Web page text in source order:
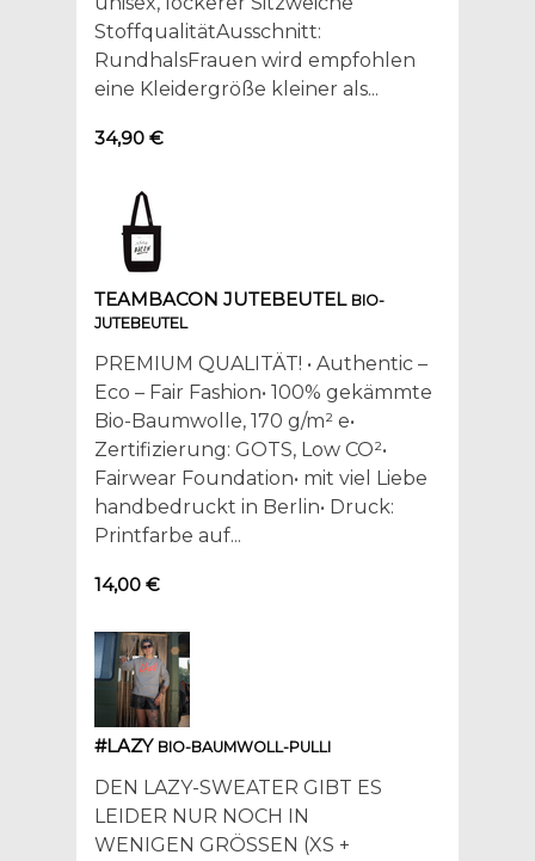
StoffqualitätAusschnitt:
RundhalsFrauen wird empfohlen
eine Kleidergröße kleiner als...
34,90 €
TEAMBACON JUTEBEUTEL BIO-
JUTEBEUTEL
PREMIUM QUALITÄT! • Authentic –
Eco – Fair Fashion• 100% gekämmte
Bio-Baumwolle, 170 g/m² e•
Zertifizierung: GOTS, Low CO²•
Fairwear Foundation• mit viel Liebe
handbedruckt in Berlin• Druck:
Printfarbe auf...
14,00 €
#LAZY BIO-BAUMWOLL-PULLI
DEN LAZY-SWEATER GIBT ES
LEIDER NUR NOCH IN
WENIGEN GRÖSSEN (XS +